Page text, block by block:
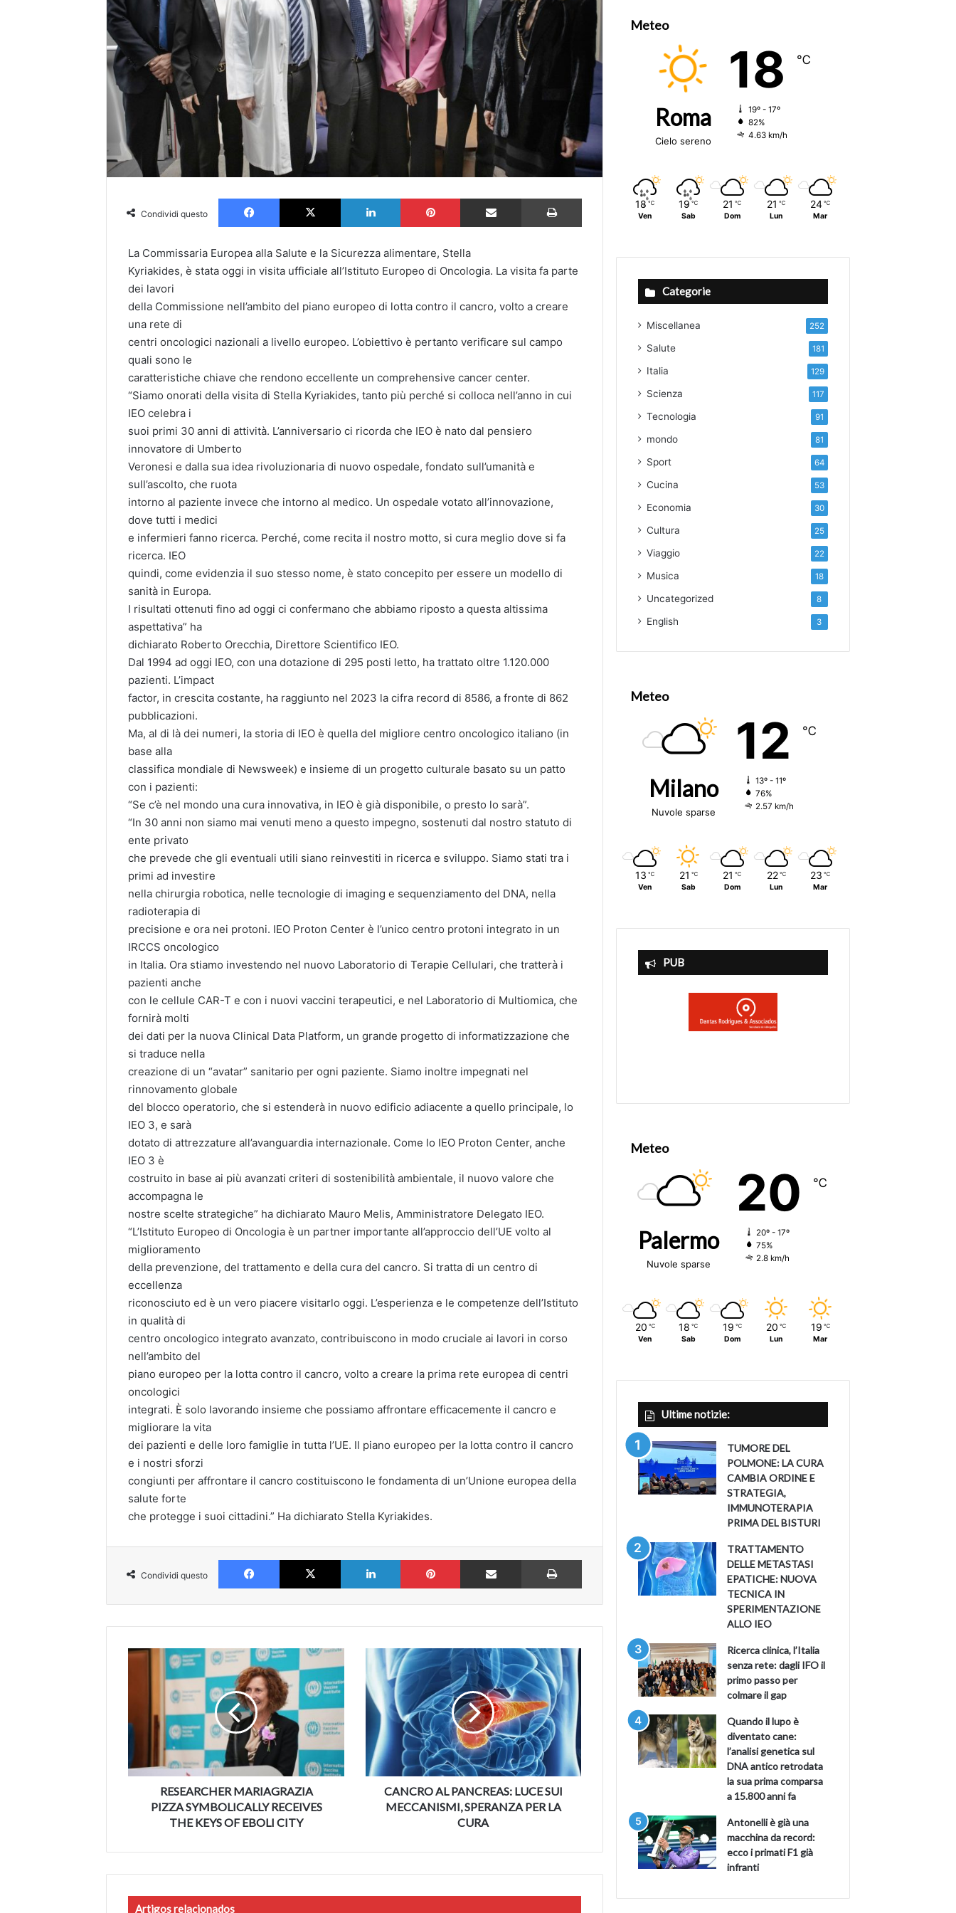
Condividi questo
Facebook X LinkedIn Pinterest Partilhar via Email Imprimir
La Commissaria Europea alla Salute e la Sicurezza alimentare, Stella
Kyriakides, è stata oggi in visita ufficiale all’Istituto Europeo di Oncologia. La visita fa parte
dei lavori
della Commissione nell’ambito del piano europeo di lotta contro il cancro, volto a creare
una rete di
centri oncologici nazionali a livello europeo. L’obiettivo è pertanto verificare sul campo
quali sono le
caratteristiche chiave che rendono eccellente un comprehensive cancer center.
“Siamo onorati della visita di Stella Kyriakides, tanto più perché si colloca nell’anno in cui
IEO celebra i
suoi primi 30 anni di attività. L’anniversario ci ricorda che IEO è nato dal pensiero
innovatore di Umberto
Veronesi e dalla sua idea rivoluzionaria di nuovo ospedale, fondato sull’umanità e
sull’ascolto, che ruota
intorno al paziente invece che intorno al medico. Un ospedale votato all’innovazione,
dove tutti i medici
e infermieri fanno ricerca. Perché, come recita il nostro motto, si cura meglio dove si fa
ricerca. IEO
quindi, come evidenzia il suo stesso nome, è stato concepito per essere un modello di
sanità in Europa.
I risultati ottenuti fino ad oggi ci confermano che abbiamo riposto a questa altissima
aspettativa” ha
dichiarato Roberto Orecchia, Direttore Scientifico IEO.
Dal 1994 ad oggi IEO, con una dotazione di 295 posti letto, ha trattato oltre 1.120.000
pazienti. L’impact
factor, in crescita costante, ha raggiunto nel 2023 la cifra record di 8586, a fronte di 862
pubblicazioni.
Ma, al di là dei numeri, la storia di IEO è quella del migliore centro oncologico italiano (in
base alla
classifica mondiale di Newsweek) e insieme di un progetto culturale basato su un patto
con i pazienti:
“Se c’è nel mondo una cura innovativa, in IEO è già disponibile, o presto lo sarà”.
“In 30 anni non siamo mai venuti meno a questo impegno, sostenuti dal nostro statuto di
ente privato
che prevede che gli eventuali utili siano reinvestiti in ricerca e sviluppo. Siamo stati tra i
primi ad investire
nella chirurgia robotica, nelle tecnologie di imaging e sequenziamento del DNA, nella
radioterapia di
precisione e ora nei protoni. IEO Proton Center è l’unico centro protoni integrato in un
IRCCS oncologico
in Italia. Ora stiamo investendo nel nuovo Laboratorio di Terapie Cellulari, che tratterà i
pazienti anche
con le cellule CAR-T e con i nuovi vaccini terapeutici, e nel Laboratorio di Multiomica, che
fornirà molti
dei dati per la nuova Clinical Data Platform, un grande progetto di informatizzazione che
si traduce nella
creazione di un “avatar” sanitario per ogni paziente. Siamo inoltre impegnati nel
rinnovamento globale
del blocco operatorio, che si estenderà in nuovo edificio adiacente a quello principale, lo
IEO 3, e sarà
dotato di attrezzature all’avanguardia internazionale. Come lo IEO Proton Center, anche
IEO 3 è
costruito in base ai più avanzati criteri di sostenibilità ambientale, il nuovo valore che
accompagna le
nostre scelte strategiche” ha dichiarato Mauro Melis, Amministratore Delegato IEO.
“L’Istituto Europeo di Oncologia è un partner importante all’approccio dell’UE volto al
miglioramento
della prevenzione, del trattamento e della cura del cancro. Si tratta di un centro di
eccellenza
riconosciuto ed è un vero piacere visitarlo oggi. L’esperienza e le competenze dell’Istituto
in qualità di
centro oncologico integrato avanzato, contribuiscono in modo cruciale ai lavori in corso
nell’ambito del
piano europeo per la lotta contro il cancro, volto a creare la prima rete europea di centri
oncologici
integrati. È solo lavorando insieme che possiamo affrontare efficacemente il cancro e
migliorare la vita
dei pazienti e delle loro famiglie in tutta l’UE. Il piano europeo per la lotta contro il cancro
e i nostri sforzi
congiunti per affrontare il cancro costituiscono le fondamenta di un’Unione europea della
salute forte
che protegge i suoi cittadini.” Ha dichiarato Stella Kyriakides.
Condividi questo
Facebook X LinkedIn Pinterest Partilhar via Email Imprimir
RESEARCHER
MARIAGRAZIA
SYMBOLICALLY
RECEIVES
THE
OF
EBOLI
RESEARCHER MARIAGRAZIA
PIZZA SYMBOLICALLY RECEIVES
THE KEYS OF EBOLI CITY
CANCRO
PANCREAS:
LUCE
SUI
MECCANISMI,
SPERANZA
PER
LA
CURACANCRO AL PANCREAS: LUCE SUI
MECCANISMI, SPERANZA PER LA
CURA
Artigos relacionados
Meteo
Roma
Cielo sereno
18 ℃
19º - 17º
82%
4.63 km/h
18 ℃
Ven
19 ℃
Sab
21 ℃
Dom
21 ℃
Lun
24 ℃
Mar
Categorie
Miscellanea 252
Salute 181
Italia 129
Scienza 117
Tecnologia 91
mondo 81
Sport 64
Cucina 53
Economia 30
Cultura 25
Viaggio 22
Musica 18
Uncategorized 8
English 3
Meteo
Milano
Nuvole sparse
12 ℃
13º - 11º
76%
2.57 km/h
13 ℃
Ven
21 ℃
Sab
21 ℃
Dom
22 ℃
Lun
23 ℃
Mar
PUB
Meteo
Palermo
Nuvole sparse
20 ℃
20º - 17º
75%
2.8 km/h
20 ℃
Ven
18 ℃
Sab
19 ℃
Dom
20 ℃
Lun
19 ℃
Mar
Ultime notizie:
TUMORE DEL
POLMONE: LA CURA
CAMBIA ORDINE E
STRATEGIA,
IMMUNOTERAPIA
PRIMA DEL BISTURI
TRATTAMENTO
DELLE METASTASI
EPATICHE: NUOVA
TECNICA IN
SPERIMENTAZIONE
ALLO IEO
Ricerca clinica, l’Italia
senza rete: dagli IFO il
primo passo per
colmare il gap
Quando il lupo è
diventato cane:
l’analisi genetica sul
DNA antico retrodata
la sua prima comparsa
a 15.800 anni fa
Antonelli è già una
macchina da record:
ecco i primati F1 già
infranti